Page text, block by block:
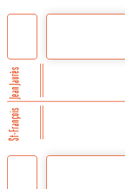
Jean Jaurès
St-François